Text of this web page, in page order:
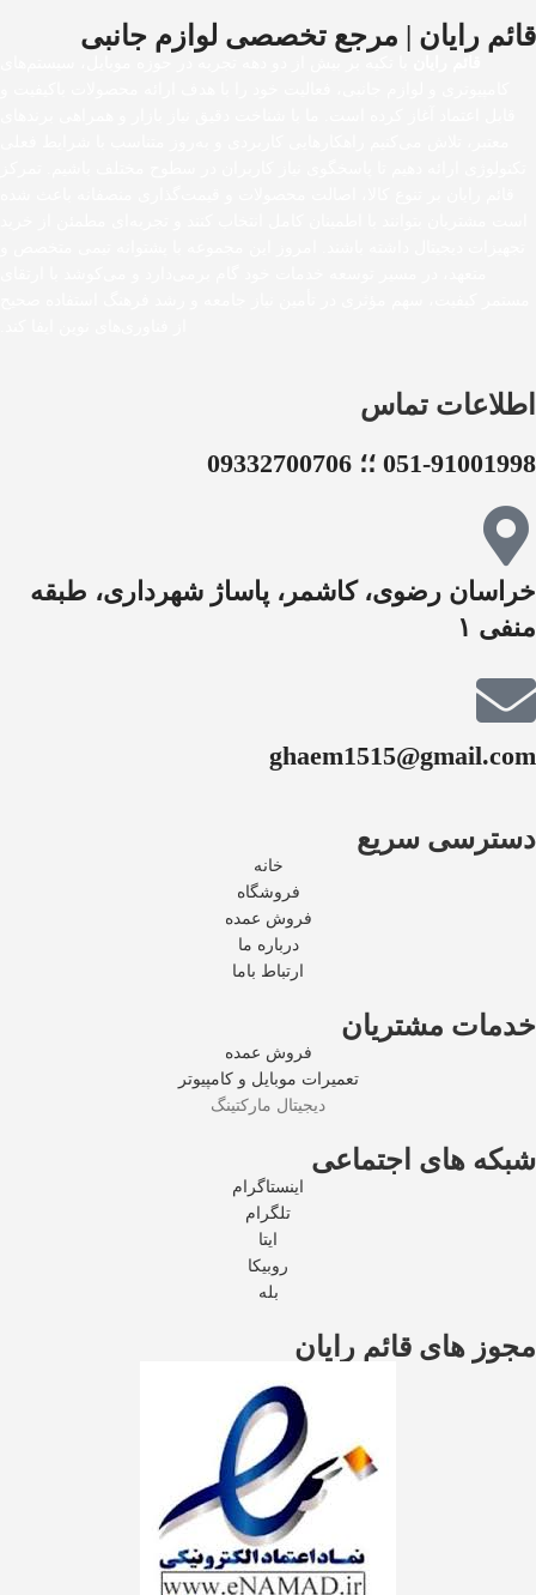
قائم رایان | مرجع تخصصی لوازم جانبی
اطلاعات تماس
051-91001998 ؛؛ 09332700706
خراسان رضوی، کاشمر، پاساژ شهرداری، طبقه
منفی ۱
ghaem1515@gmail.com
دسترسی سریع
خانه
فروشگاه
فروش عمده
درباره ما
ارتباط باما
خدمات مشتریان
فروش عمده
تعمیرات موبایل و کامپیوتر
دیجیتال مارکتینگ
شبکه های اجتماعی
اینستاگرام
تلگرام
ایتا
روبیکا
بله
مجوز های قائم رایان